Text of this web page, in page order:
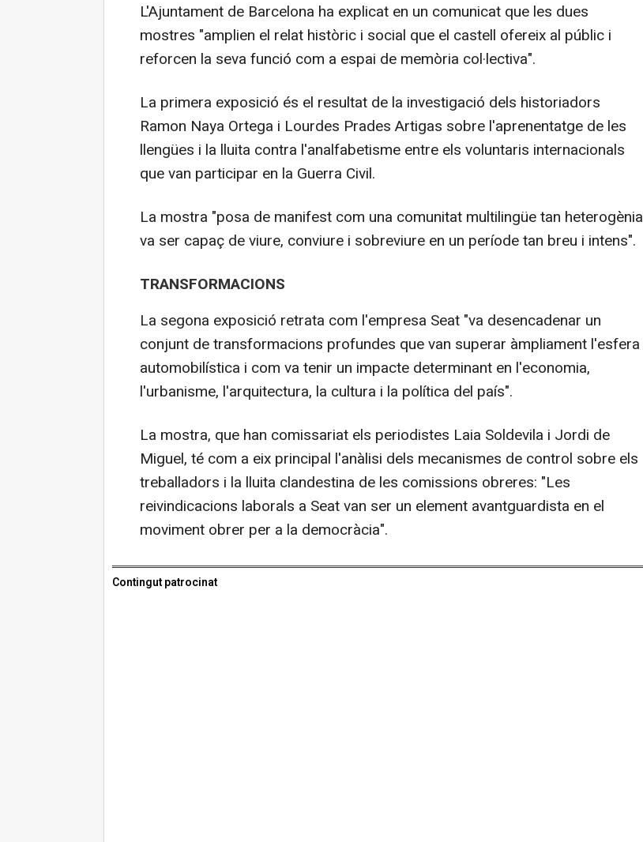
L'Ajuntament de Barcelona ha explicat en un comunicat que les dues
mostres "amplien el relat històric i social que el castell ofereix al públic i
reforcen la seva funció com a espai de memòria col·lectiva".
La primera exposició és el resultat de la investigació dels historiadors
Ramon Naya Ortega i Lourdes Prades Artigas sobre l'aprenentatge de les
llengües i la lluita contra l'analfabetisme entre els voluntaris internacionals
que van participar en la Guerra Civil.
La mostra "posa de manifest com una comunitat multilingüe tan heterogènia
va ser capaç de viure, conviure i sobreviure en un període tan breu i intens".
TRANSFORMACIONS
La segona exposició retrata com l'empresa Seat "va desencadenar un
conjunt de transformacions profundes que van superar àmpliament l'esfera
automobilística i com va tenir un impacte determinant en l'economia,
l'urbanisme, l'arquitectura, la cultura i la política del país".
La mostra, que han comissariat els periodistes Laia Soldevila i Jordi de
Miguel, té com a eix principal l'anàlisi dels mecanismes de control sobre els
treballadors i la lluita clandestina de les comissions obreres: "Les
reivindicacions laborals a Seat van ser un element avantguardista en el
moviment obrer per a la democràcia".
Contingut patrocinat